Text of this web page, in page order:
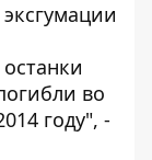
во
году", -